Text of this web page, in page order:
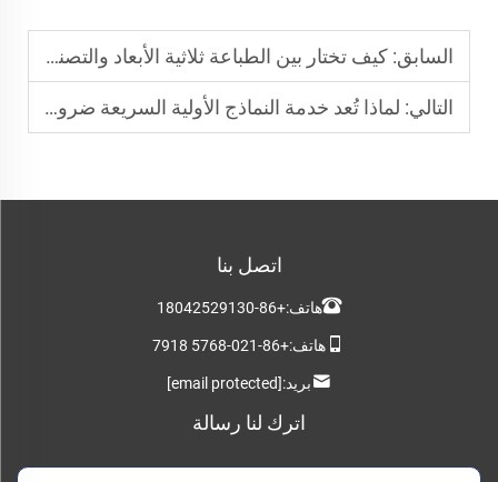
السابق: كيف تختار بين الطباعة ثلاثية الأبعاد والتصنيع باستخدام الحاسب الآلي (CNC) للنماذج الأولية السريعة؟
التالي: لماذا تُعد خدمة النماذج الأولية السريعة ضرورية جدًّا للشركات الناشئة التقنية في يومنا هذا؟
اتصل بنا
هاتف:+86-18042529130
هاتف:+86-021-5768 7918
بريد:[email protected]
اترك لنا رسالة